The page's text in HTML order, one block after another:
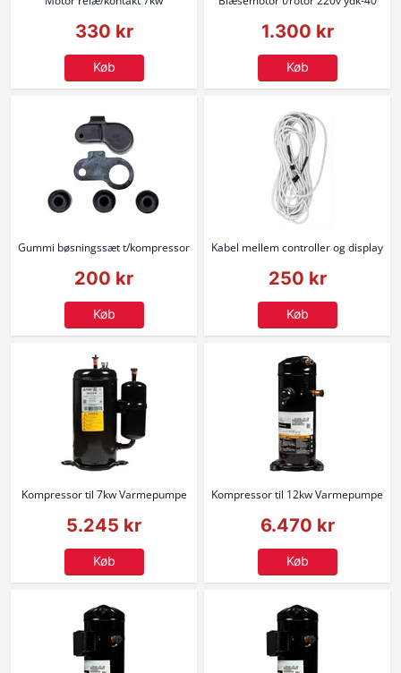
330 kr
Køb
1.300 kr
Køb
Gummi bøsningssæt t/kompressor
200 kr
Køb
Kabel mellem controller og display
250 kr
Køb
Kompressor til 7kw Varmepumpe
5.245 kr
Køb
Kompressor til 12kw Varmepumpe
6.470 kr
Køb